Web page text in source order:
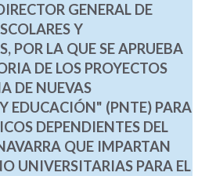
GENERAL DE
Y
POR LA QUE SE APRUEBA
DE LOS PROYECTOS
DE NUEVAS
EDUCACIÓN" (PNTE) PARA
DEPENDIENTES DEL
QUE IMPARTAN
UNIVERSITARIAS PARA EL